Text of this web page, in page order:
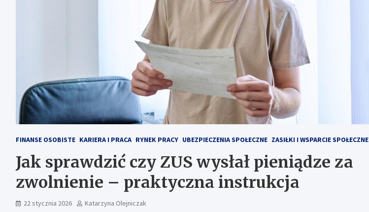
FINANSE OSOBISTE KARIERA I PRACA RYNEK PRACY UBEZPIECZENIA SPOŁECZNE ZASIŁKI I WSPARCIE SPOŁECZNE
Jak sprawdzić czy ZUS wysłał pieniądze za
zwolnienie – praktyczna instrukcja
22 stycznia 2026 Katarzyna Olejniczak